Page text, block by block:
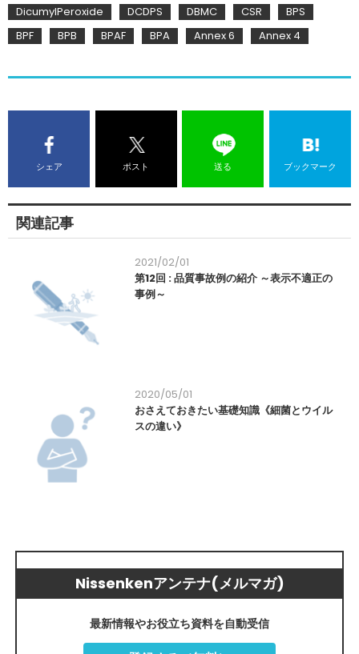
DicumylPeroxide
DCDPS DBMC CSR
BPS
BPF
BPB BPAF BPA Annex 6 Annex 4
シェア ポスト 送る ブックマーク
関連記事
2021/02/01
第12回 : 品質事故例の紹介 ～表示不適正の
事例～
2020/05/01
おさえておきたい基礎知識《細菌とウイル
スの違い》
Nissenkenアンテナ(メルマガ)
最新情報やお役立ち資料を自動受信